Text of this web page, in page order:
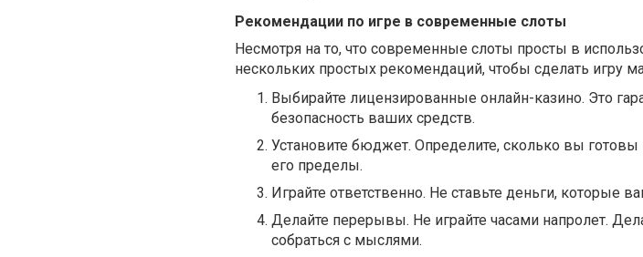
Рекомендации по игре в современные слоты
Несмотря на то, что современные слоты просты в
нескольких простых рекомендаций, чтобы сделать игру
Выбирайте лицензированные онлайн-казино. Это
безопасность ваших средств.
Установите бюджет. Определите, сколько вы готовы
его пределы.
Играйте ответственно. Не ставьте деньги, которые
Делайте перерывы. Не играйте часами напролет.
собраться с мыслями.